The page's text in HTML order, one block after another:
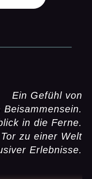
Ein Gefühl von
Beisammensein.
in die Ferne.
zu einer Welt
Erlebnisse.